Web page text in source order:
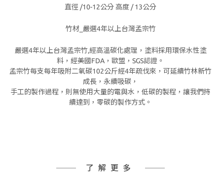
直徑 /10-12公分 高度 / 13公分
竹材_嚴選4年以上台灣孟宗竹
嚴選4年以上台灣孟宗竹,經高溫碳化處理，塗料採用環保水性塗
料，經美國FDA，歐盟，SGS認證。
孟宗竹每支每年吸附二氧碳102公斤經4年疏伐來，可延續竹林新竹
成長，永續吸碳，
手工的製作過程，則無使用大量的電與水，低碳的製程，讓我們持
續達到，零碳的製作方式。
了解更多